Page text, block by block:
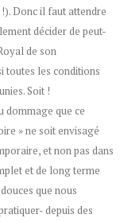
Donc il faut attendre
décider de peut-
de son
toutes les conditions
Soit !
dommage que ce
» ne soit envisagé
et non pas dans
et de long terme
que nous
depuis des